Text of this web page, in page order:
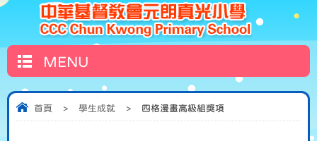
MENU
首頁 > 學生成就 > 四格漫畫高級組獎項